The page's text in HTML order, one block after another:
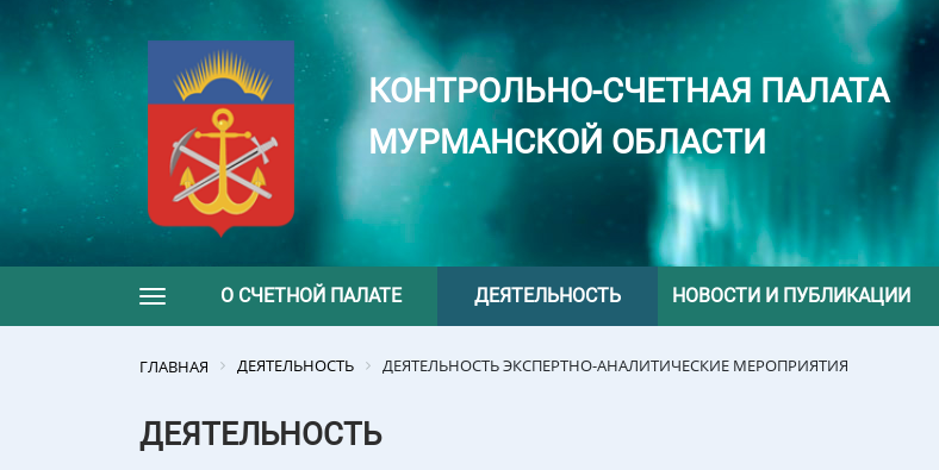
КОНТРОЛЬНО-СЧЕТНАЯ ПАЛАТА
МУРМАНСКОЙ ОБЛАСТИ
Toggle navigation
О СЧЕТНОЙ ПАЛАТЕ ДЕЯТЕЛЬНОСТЬ НОВОСТИ И ПУБЛИКАЦИИ
ГЛАВНАЯ ДЕЯТЕЛЬНОСТЬ ДЕЯТЕЛЬНОСТЬ ЭКСПЕРТНО-АНАЛИТИЧЕСКИЕ МЕРОПРИЯТИЯ
ДЕЯТЕЛЬНОСТЬ